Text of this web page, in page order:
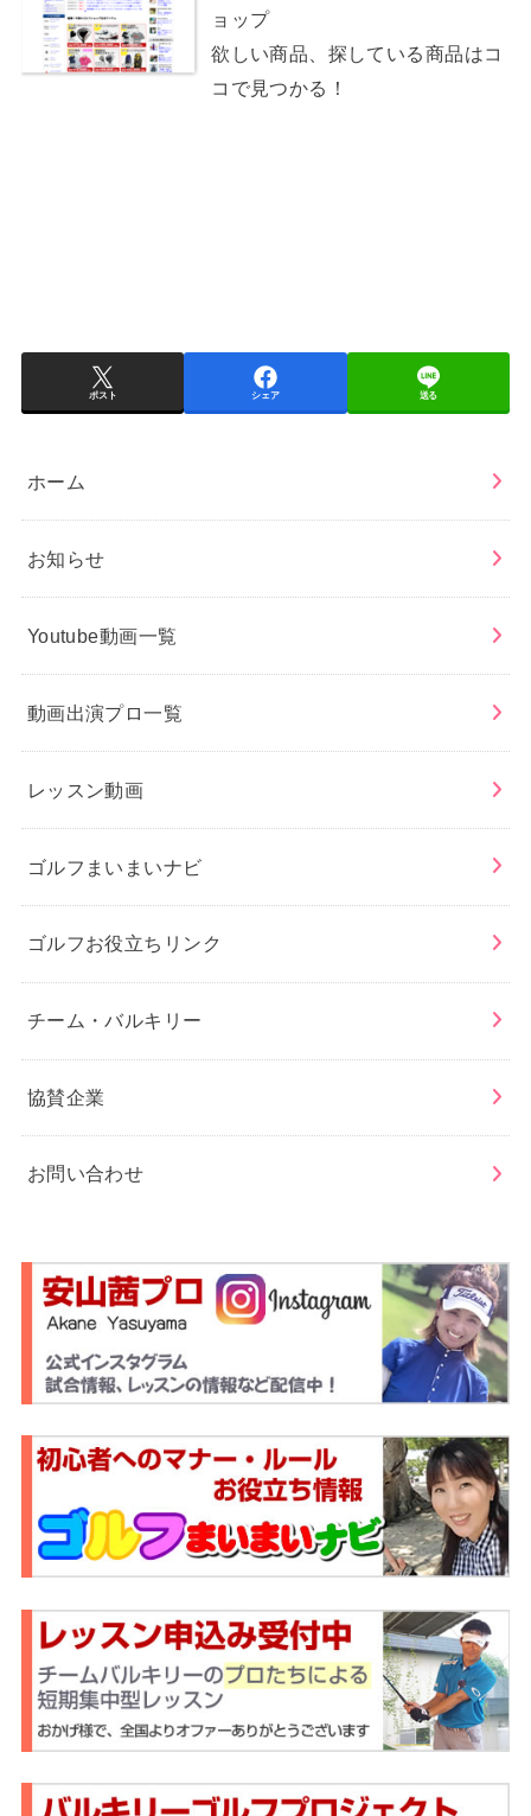
ョップ
欲しい商品、探している商品はコ
コで見つかる！
ポスト シェア 送る
ホーム
お知らせ
Youtube動画一覧
動画出演プロ一覧
レッスン動画
ゴルフまいまいナビ
ゴルフお役立ちリンク
チーム・バルキリー
協賛企業
お問い合わせ